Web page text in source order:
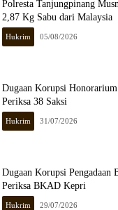
Polresta Tanjungpinang
2,87 Kg Sabu dari Malaysia
Hukrim 05/08/2026
Dugaan Korupsi
Periksa 38 Saksi
Hukrim 31/07/2026
Dugaan Korupsi
Periksa BKAD Kepri
Hukrim 29/07/2026